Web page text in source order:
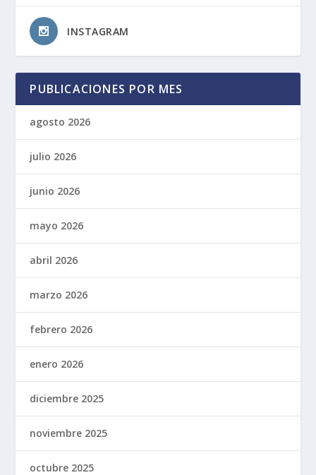
INSTAGRAM
PUBLICACIONES POR MES
agosto 2026
julio 2026
junio 2026
mayo 2026
abril 2026
marzo 2026
febrero 2026
enero 2026
diciembre 2025
noviembre 2025
octubre 2025